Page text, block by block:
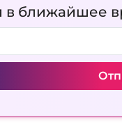
в ближайшее